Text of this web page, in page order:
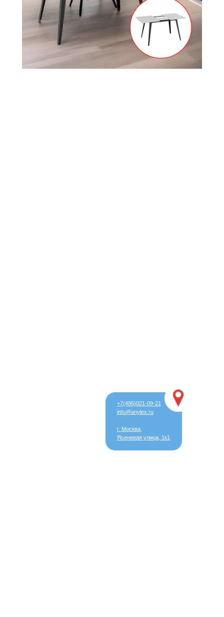
+7(495)021-09-21
info@anylex.ru
г. Москва,
Ясеневая улица, 1к1